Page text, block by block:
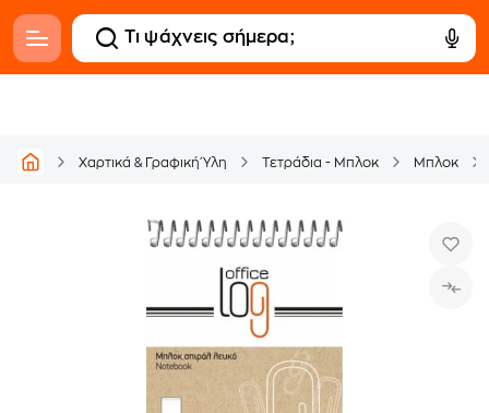
Χαρτικά & Γραφική Ύλη Τετράδια - Μπλοκ Μπλοκ